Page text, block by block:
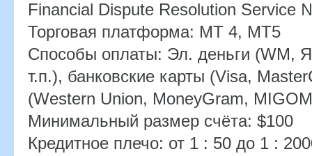
Financial Dispute Resolution Service
Торговая платформа: MT 4, МТ5
Способы оплаты: Эл. деньги (WM,
т.п.), банковские карты (Visa,
(Western Union, MoneyGram,
Минимальный размер счёта: $100
Кредитное плечо: от 1 : 50 до 1 :